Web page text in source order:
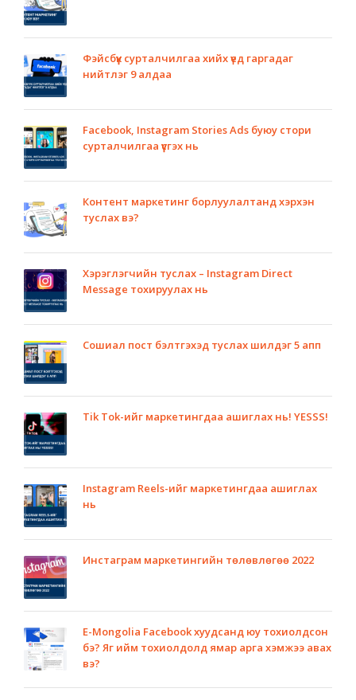
Фэйсбүүк сурталчилгаа хийх үед гаргадаг
нийтлэг 9 алдаа
Facebook, Instagram Stories Ads буюу стори
сурталчилгаа үүсгэх нь
Контент маркетинг борлуулалтанд хэрхэн
туслах вэ?
Хэрэглэгчийн туслах – Instagram Direct
Message тохируулах нь
Сошиал пост бэлтгэхэд туслах шилдэг 5 апп
Tik Tok-ийг маркетингдаа ашиглах нь! YESSS!
Instagram Reels-ийг маркетингдаа ашиглах
нь
Инстаграм маркетингийн төлөвлөгөө 2022
E-Mongolia Facebook хуудсанд юу тохиолдсон
бэ? Яг ийм тохиолдолд ямар арга хэмжээ авах
вэ?